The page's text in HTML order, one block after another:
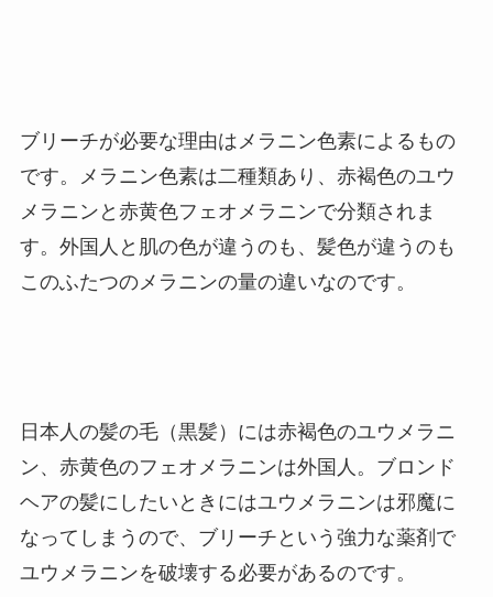
ブリーチが必要な理由はメラニン色素によるもの
です。メラニン色素は二種類あり、赤褐色のユウ
メラニンと赤黄色フェオメラニンで分類されま
す。外国人と肌の色が違うのも、髪色が違うのも
このふたつのメラニンの量の違いなのです。
日本人の髪の毛（黒髪）には赤褐色のユウメラニ
ン、赤黄色のフェオメラニンは外国人。ブロンド
ヘアの髪にしたいときにはユウメラニンは邪魔に
なってしまうので、ブリーチという強力な薬剤で
ユウメラニンを破壊する必要があるのです。